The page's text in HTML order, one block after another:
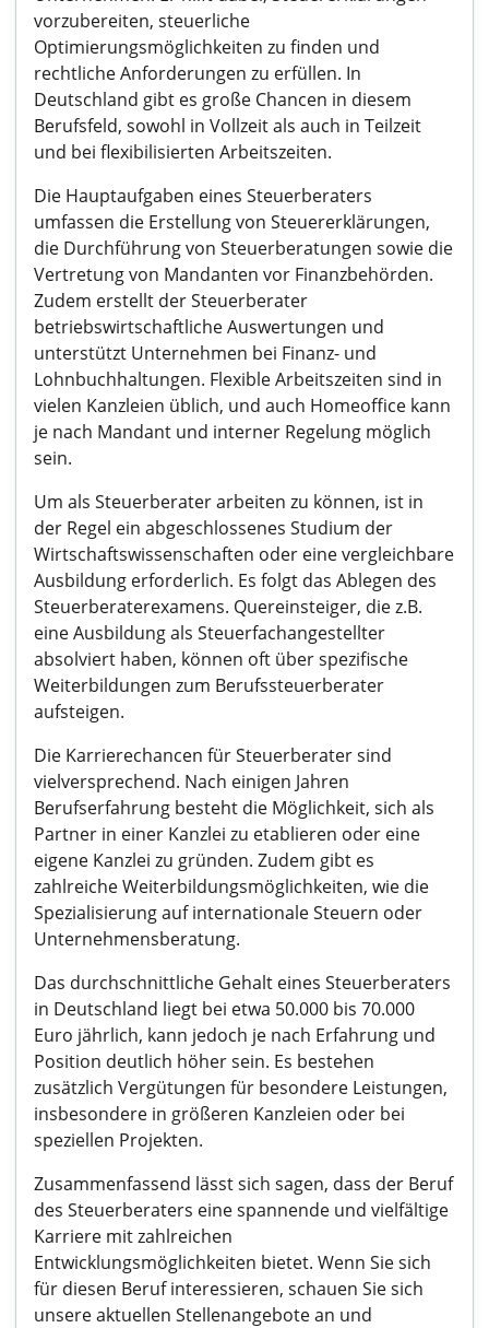
vorzubereiten, steuerliche
Optimierungsmöglichkeiten zu finden und
rechtliche Anforderungen zu erfüllen. In
Deutschland gibt es große Chancen in diesem
Berufsfeld, sowohl in Vollzeit als auch in Teilzeit
und bei flexibilisierten Arbeitszeiten.
Die Hauptaufgaben eines Steuerberaters
umfassen die Erstellung von Steuererklärungen,
die Durchführung von Steuerberatungen sowie die
Vertretung von Mandanten vor Finanzbehörden.
Zudem erstellt der Steuerberater
betriebswirtschaftliche Auswertungen und
unterstützt Unternehmen bei Finanz- und
Lohnbuchhaltungen. Flexible Arbeitszeiten sind in
vielen Kanzleien üblich, und auch Homeoffice kann
je nach Mandant und interner Regelung möglich
sein.
Um als Steuerberater arbeiten zu können, ist in
der Regel ein abgeschlossenes Studium der
Wirtschaftswissenschaften oder eine vergleichbare
Ausbildung erforderlich. Es folgt das Ablegen des
Steuerberaterexamens. Quereinsteiger, die z.B.
eine Ausbildung als Steuerfachangestellter
absolviert haben, können oft über spezifische
Weiterbildungen zum Berufssteuerberater
aufsteigen.
Die Karrierechancen für Steuerberater sind
vielversprechend. Nach einigen Jahren
Berufserfahrung besteht die Möglichkeit, sich als
Partner in einer Kanzlei zu etablieren oder eine
eigene Kanzlei zu gründen. Zudem gibt es
zahlreiche Weiterbildungsmöglichkeiten, wie die
Spezialisierung auf internationale Steuern oder
Unternehmensberatung.
Das durchschnittliche Gehalt eines Steuerberaters
in Deutschland liegt bei etwa 50.000 bis 70.000
Euro jährlich, kann jedoch je nach Erfahrung und
Position deutlich höher sein. Es bestehen
zusätzlich Vergütungen für besondere Leistungen,
insbesondere in größeren Kanzleien oder bei
speziellen Projekten.
Zusammenfassend lässt sich sagen, dass der Beruf
des Steuerberaters eine spannende und vielfältige
Karriere mit zahlreichen
Entwicklungsmöglichkeiten bietet. Wenn Sie sich
für diesen Beruf interessieren, schauen Sie sich
unsere aktuellen Stellenangebote an und